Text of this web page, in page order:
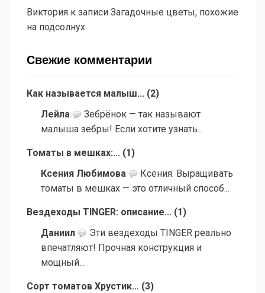
Виктория к записи Загадочные цветы, похожие
на подсолнух
Свежие комментарии
Как называется малыш... (2)
Лейла
Зебрёнок — так называют
малыша зебры! Если хотите узнать...
Томаты в мешках:... (1 )
Ксения Любимова
Ксения: Выращивать
томаты в мешках — это отличный способ...
Вездеходы TINGER: описание... (1 )
Даниил
Эти вездеходы TINGER реально
впечатляют! Прочная конструкция и
мощный...
Сорт томатов Хрустик... (3)